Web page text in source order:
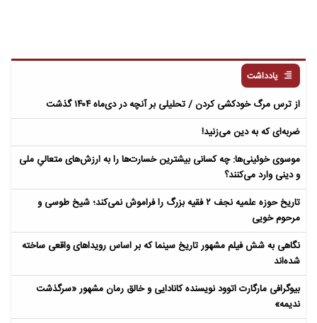
یادداشت
از ترس مرگ خودکشی کردن / تحلیلی بر آنچه در دی‌ماه ۱۴۰۴ گذشت
ضربه‌ای که به دین می‌زنید!
موسوی خوئینی‌ها: چه کسانی بیشترین خسارت‌ها را به ارزش‌های متعالیِ ملی
و دینی وارد می‌کنند؟
تاریخ حوزه علمیه نجف ۲ فقیه بزرگ را فراموش نمی‌کند؛ شیخ طوسی و
مرحوم خویی
نگاهی به شش فیلم مشهور تاریخ سینما که بر اساس رویداهای واقعی ساخته
شده‌اند
بیوگرافی مارگارت اتوود نویسنده کانادایی و خالق رمان مشهور «سرگذشت
ندیمه»